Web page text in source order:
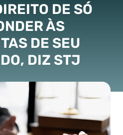
DE SÓ
ÀS
DE SEU
DIZ STJ